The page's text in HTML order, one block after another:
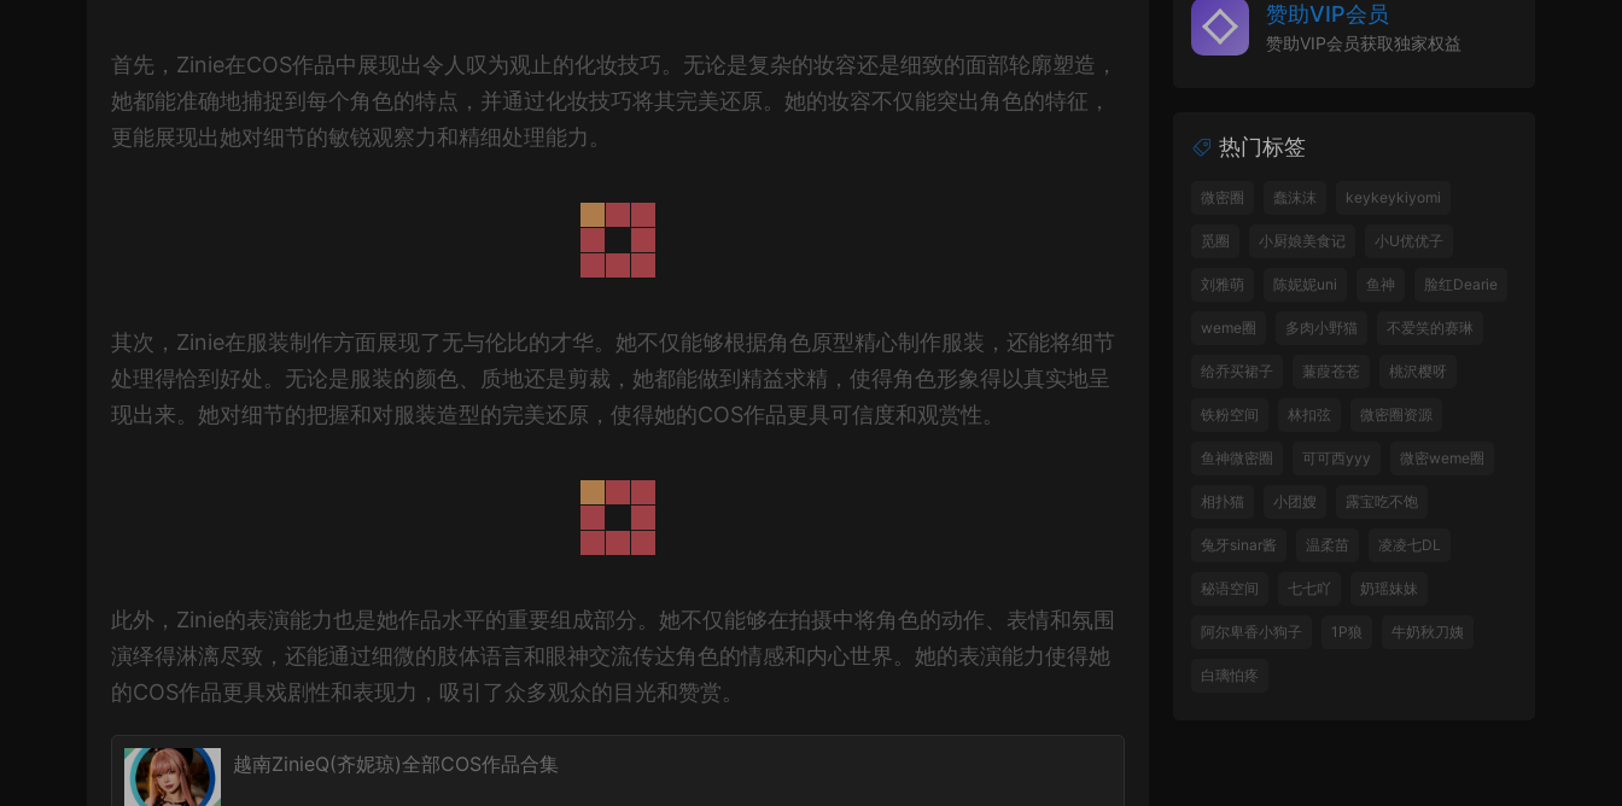
首先，Zinie在COS作品中展现出令人叹为观止的化妆技巧。无论是复杂的妆容还是细致的面部轮廓塑造，
她都能准确地捕捉到每个角色的特点，并通过化妆技巧将其完美还原。她的妆容不仅能突出角色的特征，
更能展现出她对细节的敏锐观察力和精细处理能力。
其次，Zinie在服装制作方面展现了无与伦比的才华。她不仅能够根据角色原型精心制作服装，还能将细节
处理得恰到好处。无论是服装的颜色、质地还是剪裁，她都能做到精益求精，使得角色形象得以真实地呈
现出来。她对细节的把握和对服装造型的完美还原，使得她的COS作品更具可信度和观赏性。
此外，Zinie的表演能力也是她作品水平的重要组成部分。她不仅能够在拍摄中将角色的动作、表情和氛围
演绎得淋漓尽致，还能通过细微的肢体语言和眼神交流传达角色的情感和内心世界。她的表演能力使得她
的COS作品更具戏剧性和表现力，吸引了众多观众的目光和赞赏。
越南ZinieQ(齐妮琼)全部COS作品合集
赞助VIP会员
赞助VIP会员获取独家权益
热门标签
微密圈 蠢沫沫 keykeykiyomi
觅圈 小厨娘美食记 小U优优子
刘雅萌 陈妮妮uni 鱼神 脸红Dearie
weme圈 多肉小野猫 不爱笑的赛琳
给乔买裙子 蒹葭苍苍 桃沢樱呀
铁粉空间 林扣弦 微密圈资源
鱼神微密圈 可可西yyy 微密weme圈
相扑猫 小团嫂 露宝吃不饱
兔牙sinar酱 温柔苗 凌凌七DL
秘语空间 七七吖 奶瑶妹妹
阿尔卑香小狗子 1P狼 牛奶秋刀姨
白璃怕疼